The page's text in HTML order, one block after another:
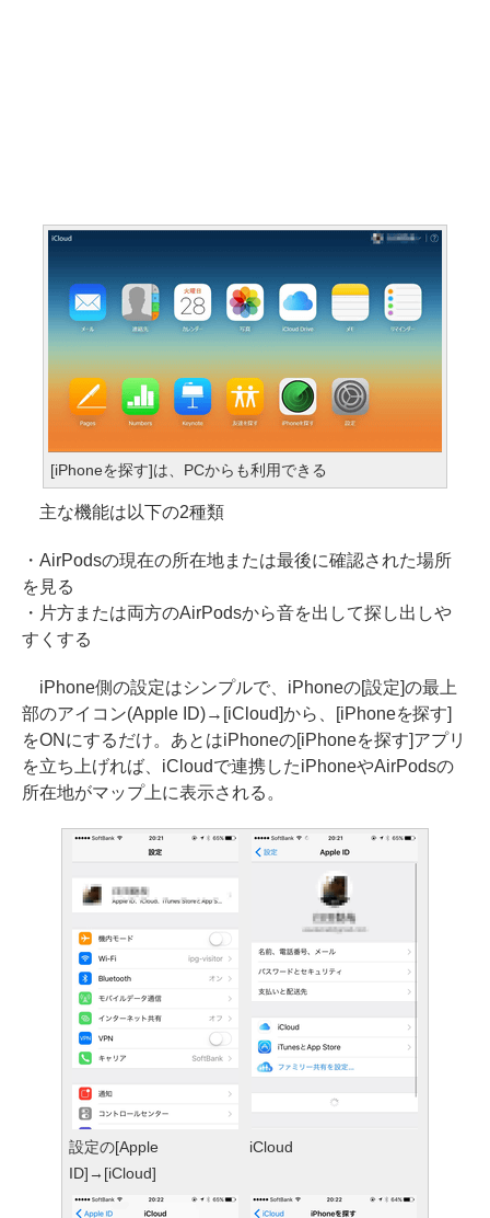
[iPhoneを探す]は、PCからも利用できる
主な機能は以下の2種類
・AirPodsの現在の所在地または最後に確認された場所
を見る
・片方または両方のAirPodsから音を出して探し出しや
すくする
iPhone側の設定はシンプルで、iPhoneの[設定]の最上
部のアイコン(Apple ID)→[iCloud]から、[iPhoneを探す]
をONにするだけ。あとはiPhoneの[iPhoneを探す]アプリ
を立ち上げれば、iCloudで連携したiPhoneやAirPodsの
所在地がマップ上に表示される。
設定の[Apple
ID]→[iCloud]
iCloud